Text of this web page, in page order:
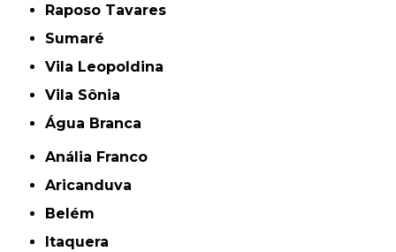
Raposo Tavares
Sumaré
Vila Leopoldina
Vila Sônia
Água Branca
Anália Franco
Aricanduva
Belém
Itaquera